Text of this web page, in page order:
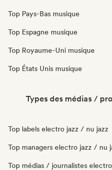
Top Pays-Bas musique
Top Espagne musique
Top Royaume-Uni musique
Top États Unis musique
Types des médias /
Top labels electro jazz / nu jazz
Top managers electro jazz / nu
Top médias / journalistes